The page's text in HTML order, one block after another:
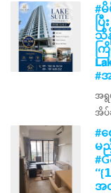
#မိ
ပ
သိ
က
#
အရွ
အိပ်ခ
#
မ
အ